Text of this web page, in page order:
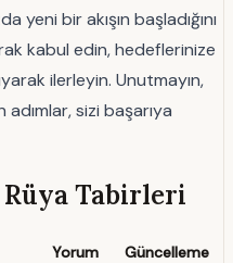
yeni bir akışın başladığını
kabul edin, hedeflerinize
ilerleyin. Unutmayın,
adımlar, sizi başarıya
Tabirleri
Yorum Güncelleme